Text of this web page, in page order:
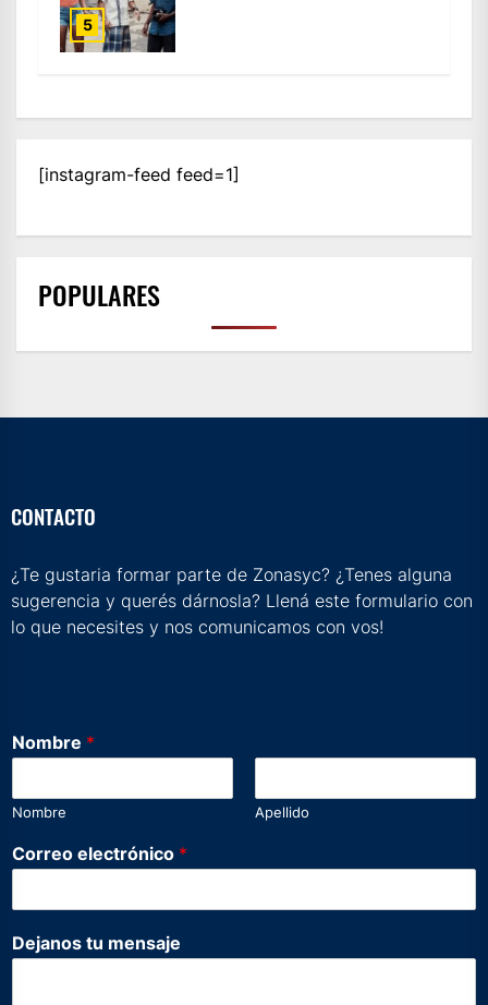
5
[instagram-feed feed=1]
POPULARES
CONTACTO
¿Te gustaria formar parte de Zonasyc? ¿Tenes alguna
sugerencia y querés dárnosla? Llená este formulario con
lo que necesites y nos comunicamos con vos!
Nombre *
Nombre Apellido
Correo electrónico *
t
u
Dejanos tu mensaje